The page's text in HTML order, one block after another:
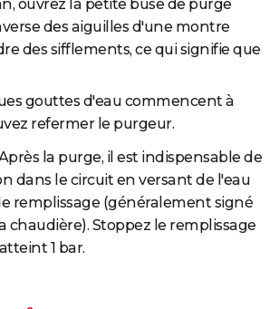
ouvrez la petite buse de purge
des aiguilles d'une montre
des sifflements, ce qui signifie que
gouttes d'eau commencent à
refermer le purgeur.
la purge, il est indispensable de
dans le circuit en versant de l'eau
remplissage (généralement signé
chaudière). Stoppez le remplissage
1 bar.